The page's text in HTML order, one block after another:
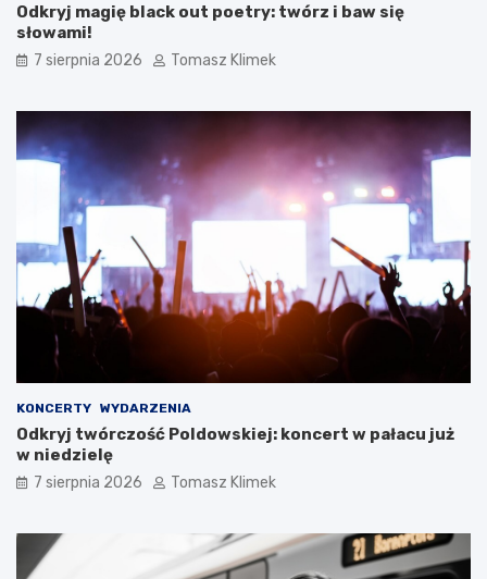
Odkryj magię black out poetry: twórz i baw się
słowami!
7 sierpnia 2026 Tomasz Klimek
KONCERTY WYDARZENIA
Odkryj twórczość Poldowskiej: koncert w pałacu już
w niedzielę
7 sierpnia 2026 Tomasz Klimek